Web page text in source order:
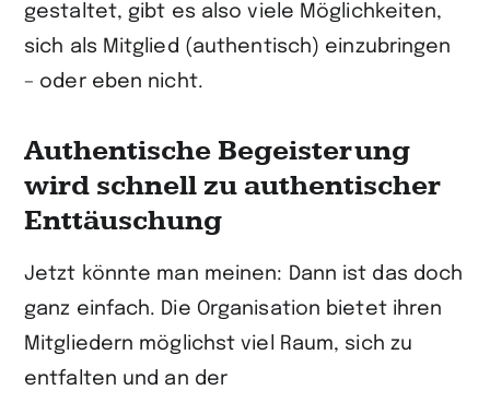
gestaltet, gibt es also viele Möglichkeiten,
sich als Mitglied (authentisch) einzubringen
– oder eben nicht.
Authentische Begeisterung
wird schnell zu authen­tischer
Enttäuschung
Jetzt könnte man meinen: Dann ist das doch
ganz einfach. Die Organisation bietet ihren
Mitgliedern möglichst viel Raum, sich zu
entfalten und an der